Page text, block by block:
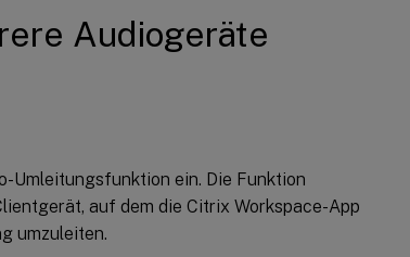
Audiogeräte
Umleitungsfunktion ein. Die Funktion
auf dem die Citrix Workspace-App
umzuleiten.